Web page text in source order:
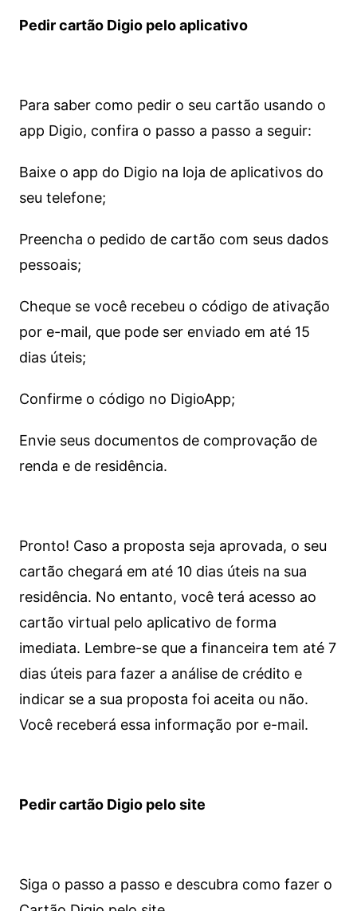
Pedir cartão Digio pelo aplicativo
Para saber como pedir o seu cartão usando o
app Digio, confira o passo a passo a seguir:
Baixe o app do Digio na loja de aplicativos do
seu telefone;
Preencha o pedido de cartão com seus dados
pessoais;
Cheque se você recebeu o código de ativação
por e-mail, que pode ser enviado em até 15
dias úteis;
Confirme o código no DigioApp;
Envie seus documentos de comprovação de
renda e de residência.
Pronto! Caso a proposta seja aprovada, o seu
cartão chegará em até 10 dias úteis na sua
residência. No entanto, você terá acesso ao
cartão virtual pelo aplicativo de forma
imediata. Lembre-se que a financeira tem até 7
dias úteis para fazer a análise de crédito e
indicar se a sua proposta foi aceita ou não.
Você receberá essa informação por e-mail.
Pedir cartão Digio pelo site
Siga o passo a passo e descubra como fazer o